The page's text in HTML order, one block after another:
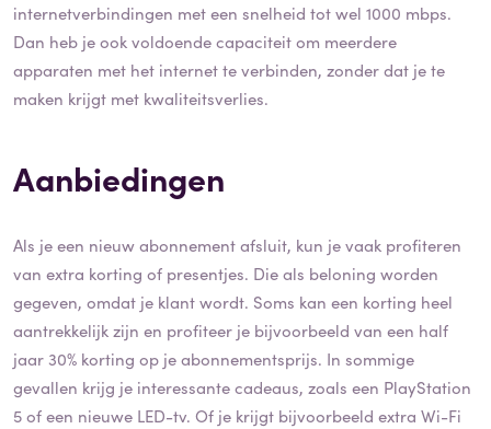
internetverbindingen met een snelheid tot wel 1000 mbps.
Dan heb je ook voldoende capaciteit om meerdere
apparaten met het internet te verbinden, zonder dat je te
maken krijgt met kwaliteitsverlies.
Aanbiedingen
Als je een nieuw abonnement afsluit, kun je vaak profiteren
van extra korting of presentjes. Die als beloning worden
gegeven, omdat je klant wordt. Soms kan een korting heel
aantrekkelijk zijn en profiteer je bijvoorbeeld van een half
jaar 30% korting op je abonnementsprijs. In sommige
gevallen krijg je interessante cadeaus, zoals een PlayStation
5 of een nieuwe LED-tv. Of je krijgt bijvoorbeeld extra Wi-Fi